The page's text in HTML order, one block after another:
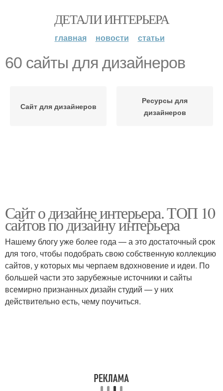
ДЕТАЛИ ИНТЕРЬЕРА
главная новости статьи
60 сайты для дизайнеров
Сайт для дизайнеров
Ресурсы для
дизайнеров
Сайт о дизайне интерьера. ТОП 10
сайтов по дизайну интерьера
Нашему блогу уже более года — а это достаточный срок
для того, чтобы подобрать свою собственную коллекцию
сайтов, у которых мы черпаем вдохновение и идеи. По
большей части это зарубежные источники и сайты
всемирно признанных дизайн студий — у них
действительно есть, чему поучиться.